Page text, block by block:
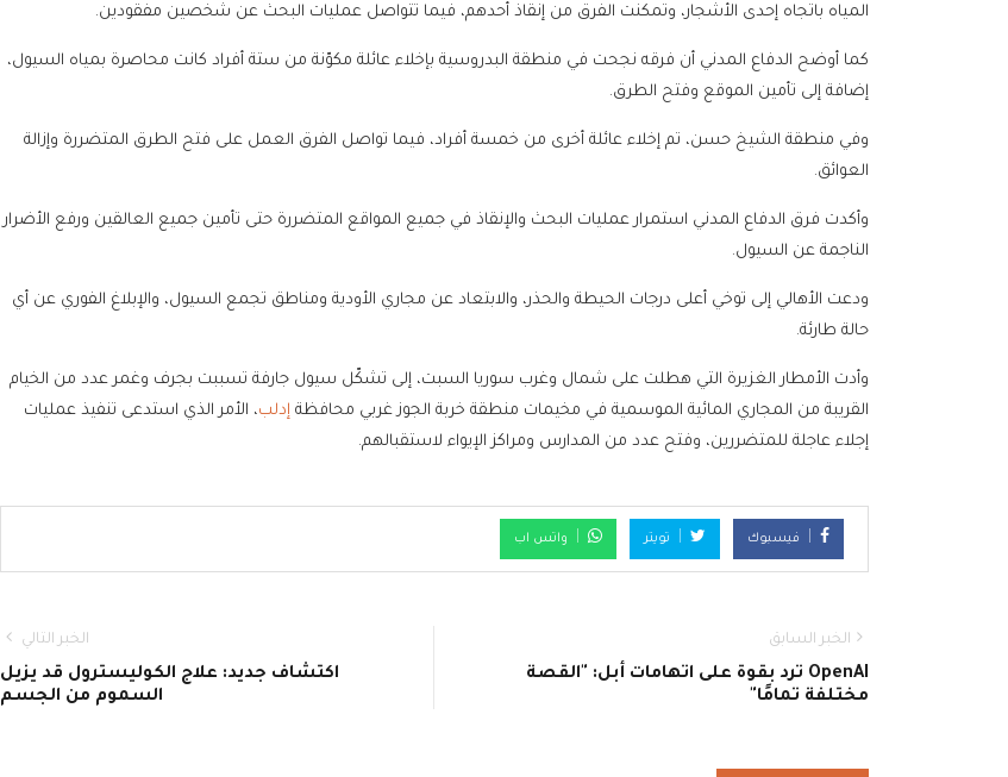
المياه باتجاه إحدى الأشجار، وتمكنت الفرق من إنقاذ أحدهم، فيما تتواصل عمليات البحث عن شخصين مفقودين.
كما أوضح الدفاع المدني أن فرقه نجحت في منطقة البدروسية بإخلاء عائلة مكوّنة من ستة أفراد كانت محاصرة بمياه السيول،
إضافة إلى تأمين الموقع وفتح الطرق.
وفي منطقة الشيخ حسن، تم إخلاء عائلة أخرى من خمسة أفراد، فيما تواصل الفرق العمل على فتح الطرق المتضررة وإزالة
العوائق.
وأكدت فرق الدفاع المدني استمرار عمليات البحث والإنقاذ في جميع المواقع المتضررة حتى تأمين جميع العالقين ورفع الأضرار
الناجمة عن السيول.
ودعت الأهالي إلى توخي أعلى درجات الحيطة والحذر، والابتعاد عن مجاري الأودية ومناطق تجمع السيول، والإبلاغ الفوري عن أي
حالة طارئة.
وأدت الأمطار الغزيرة التي هطلت على شمال وغرب سوريا السبت، إلى تشكّل سيول جارفة تسببت بجرف وغمر عدد من الخيام
القريبة من المجاري المائية الموسمية في مخيمات منطقة خربة الجوز غربي محافظة إدلب، الأمر الذي استدعى تنفيذ عمليات
إجلاء عاجلة للمتضررين، وفتح عدد من المدارس ومراكز الإيواء لاستقبالهم.
فيسبوك تويتر واتس اب
الخبر السابق
OpenAI ترد بقوة على اتهامات أبل: "القصة
مختلفة تمامًا"
الخبر التالي
اكتشاف جديد: علاج الكوليسترول قد يزيل
السموم من الجسم